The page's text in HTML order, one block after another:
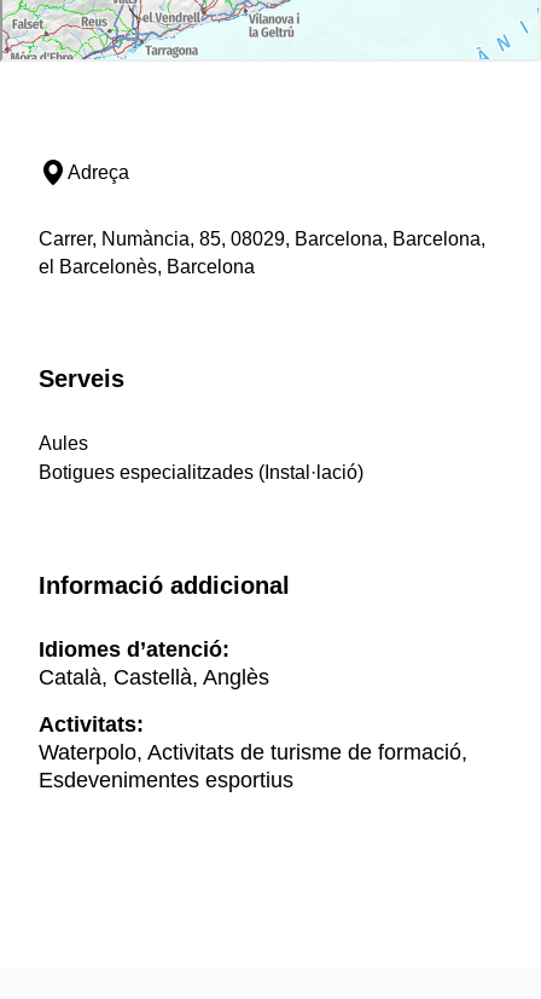
Adreça
Carrer, Numància, 85, 08029, Barcelona, Barcelona,
el Barcelonès, Barcelona
Serveis
Aules
Botigues especialitzades (Instal·lació)
Informació addicional
Idiomes d’atenció:
Català, Castellà, Anglès
Activitats:
Waterpolo, Activitats de turisme de formació,
Esdevenimentes esportius